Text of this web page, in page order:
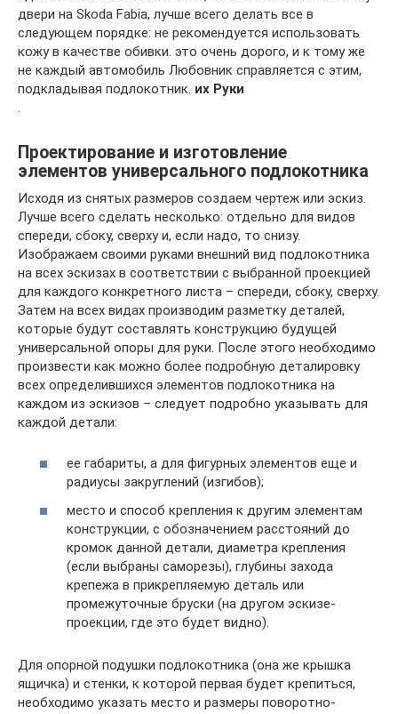
двери на Skoda Fabia, лучше всего делать все в
следующем порядке: не рекомендуется использовать
кожу в качестве обивки. это очень дорого, и к тому же
не каждый автомобиль Любовник справляется с этим,
подкладывая подлокотник. их Руки
.
Проектирование и изготовление
элементов универсального подлокотника
Исходя из снятых размеров создаем чертеж или эскиз.
Лучше всего сделать несколько: отдельно для видов
спереди, сбоку, сверху и, если надо, то снизу.
Изображаем своими руками внешний вид подлокотника
на всех эскизах в соответствии с выбранной проекцией
для каждого конкретного листа – спереди, сбоку, сверху.
Затем на всех видах производим разметку деталей,
которые будут составлять конструкцию будущей
универсальной опоры для руки. После этого необходимо
произвести как можно более подробную деталировку
всех определившихся элементов подлокотника на
каждом из эскизов – следует подробно указывать для
каждой детали:
ее габариты, а для фигурных элементов еще и
радиусы закруглений (изгибов);
место и способ крепления к другим элементам
конструкции, с обозначением расстояний до
кромок данной детали, диаметра крепления
(если выбраны саморезы), глубины захода
крепежа в прикрепляемую деталь или
промежуточные бруски (на другом эскизе-
проекции, где это будет видно).
Для опорной подушки подлокотника (она же крышка
ящичка) и стенки, к которой первая будет крепиться,
необходимо указать место и размеры поворотно-